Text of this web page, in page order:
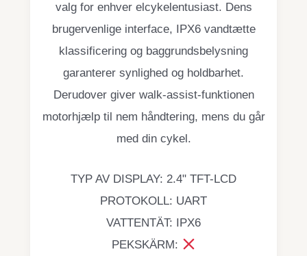
valg for enhver elcykelentusiast. Dens
brugervenlige interface, IPX6 vandtætte
klassificering og baggrundsbelysning
garanterer synlighed og holdbarhet.
Derudover giver walk-assist-funktionen
motorhjælp til nem håndtering, mens du går
med din cykel.
TYP AV DISPLAY: 2.4" TFT-LCD
PROTOKOLL: UART
VATTENTÄT: IPX6
PEKSKÄRM: